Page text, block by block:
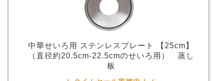
中華せいろ用 ステンレスプレート 【25cm】
（直径約20.5cm-22.5cmのせいろ用） 蒸し
板